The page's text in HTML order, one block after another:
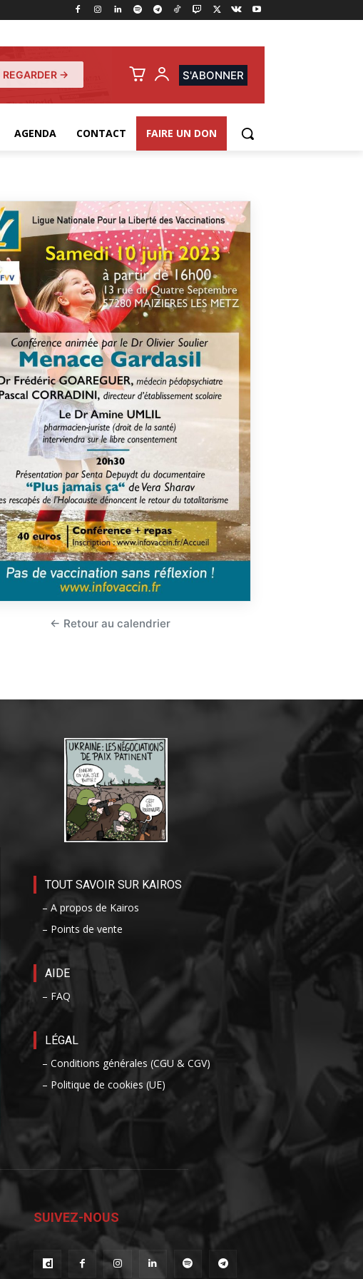
REGARDER → S'ABONNER
AGENDA CONTACT FAIRE UN DON
← Retour au calendrier
TOUT SAVOIR SUR KAIROS
– A propos de Kairos
– Points de vente
AIDE
– FAQ
LÉGAL
– Conditions générales (CGU & CGV)
– Politique de cookies (UE)
SUIVEZ-NOUS